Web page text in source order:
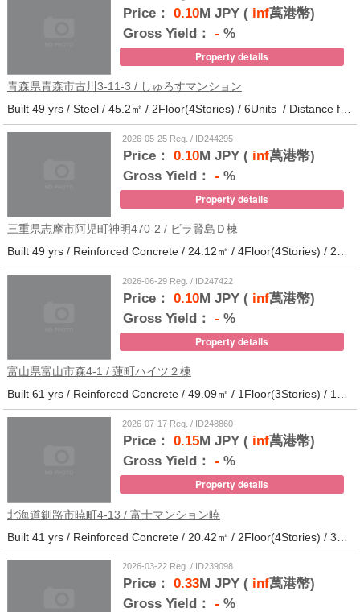
Price： 0.10M JPY (inf萬港幣)
Gross Yield： - %
Property details
青森県青森市古川3-11-3 / しゅろすマンション
Built 49 yrs / Steel / 45.2㎡ / 2Floor(4Stories) / 6Units / Distance from the station.11
2026-05-25 Reg. / ID244295
Price： 0.10M JPY (inf萬港幣)
Gross Yield： - %
Property details
三重県志摩市阿児町神明470-2 / ビラ賢島Ｄ棟
Built 49 yrs / Reinforced Concrete / 24.12㎡ / 4Floor(4Stories) / 25Units / Distance from the station.14
2026-06-29 Reg. / ID247422
Price： 0.10M JPY (inf萬港幣)
Gross Yield： - %
Property details
富山県富山市森4-1 / 蓮町ハイツ２棟
Built 61 yrs / Reinforced Concrete / 49.09㎡ / 1Floor(3Stories) / 12Units / Distance from the station.9
2026-07-17 Reg. / ID248860
Price： 0.15M JPY (inf萬港幣)
Gross Yield： - %
Property details
北海道釧路市暁町4-13 / 富士マンション暁
2026-03-22 Reg. / ID239098
Price： 0.33M JPY (inf萬港幣)
Gross Yield： - %